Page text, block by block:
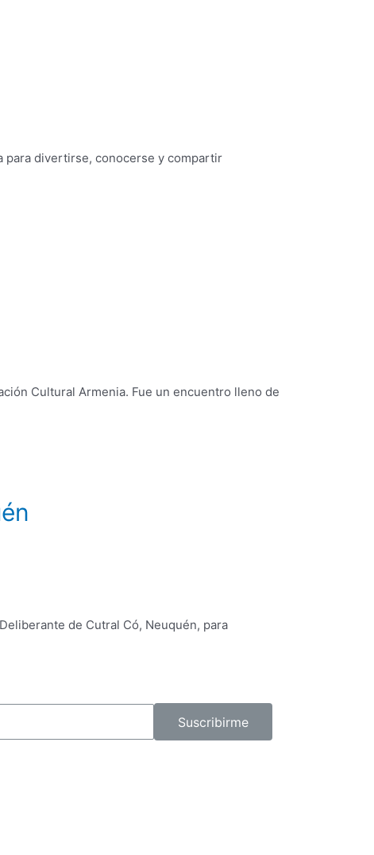
para divertirse, conocerse y compartir
Cultural Armenia. Fue un encuentro lleno de
de Cutral Có, Neuquén, para
Suscribirme